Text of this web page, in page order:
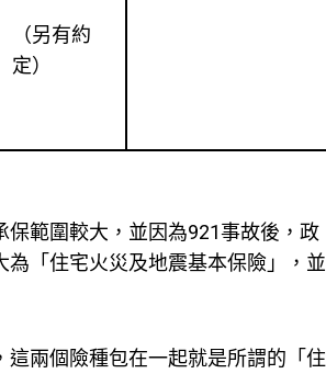
（另有約
定）
範圍較大，並因為921事故後，政
「住宅火災及地震基本保險」，並
這兩個險種包在一起就是所謂的「住